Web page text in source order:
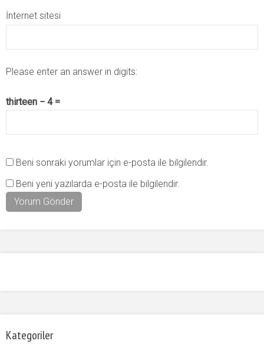
İnternet sitesi
Please enter an answer in digits:
thirteen − 4 =
Beni sonraki yorumlar için e-posta ile bilgilendir.
Beni yeni yazılarda e-posta ile bilgilendir.
Kategoriler